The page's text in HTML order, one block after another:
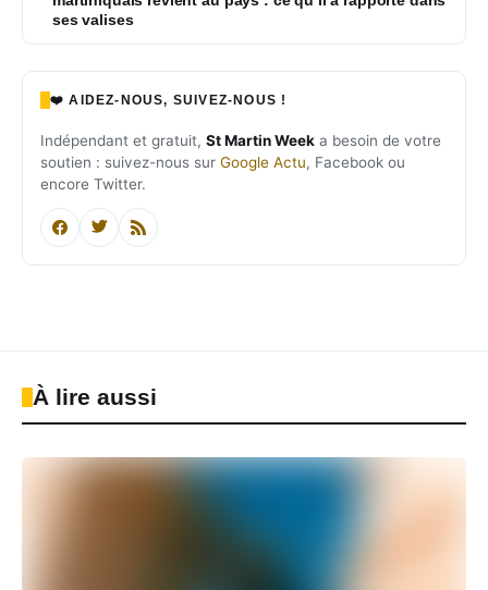
ses valises
❤️ AIDEZ-NOUS, SUIVEZ-NOUS !
Indépendant et gratuit, St Martin Week a besoin de votre
soutien : suivez-nous sur Google Actu, Facebook ou
encore Twitter.
À lire aussi